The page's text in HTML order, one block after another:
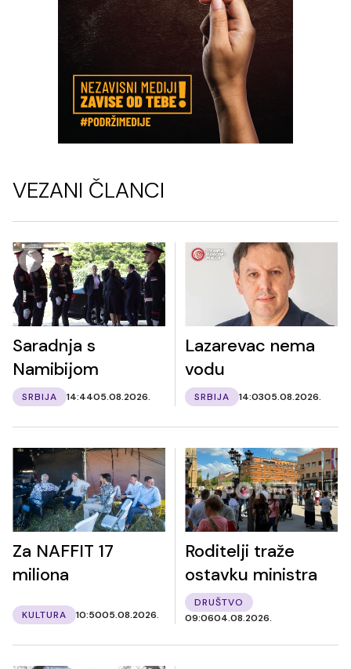
VEZANI ČLANCI
Saradnja s
Namibijom
SRBIJA 14:4405.08.2026.
Lazarevac nema
vodu
SRBIJA 14:0305.08.2026.
Za NAFFIT 17
miliona
KULTURA 10:5005.08.2026.
Roditelji traže
ostavku ministra
DRUŠTVO
09:0604.08.2026.